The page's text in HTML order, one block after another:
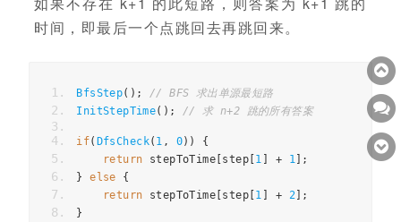
时间，即最后一个点跳回去再跳回来。
BfsStep();
// BFS 求出单源最短路
InitStepTime(); // 求 n+2 跳的所有答案
if( DfsCheck( 1 , 0))
{
return stepToTime step 1 + 1 ];
}
else
{
return stepToTime step 1 + 2 ];
}